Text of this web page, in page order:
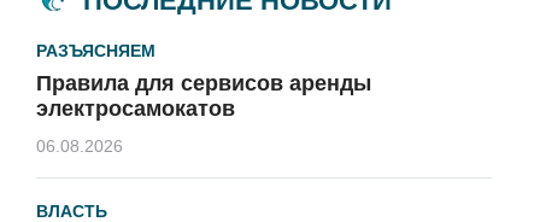
РАЗЪЯСНЯЕМ
Правила для сервисов аренды
электросамокатов
06.08.2026
ВЛАСТЬ